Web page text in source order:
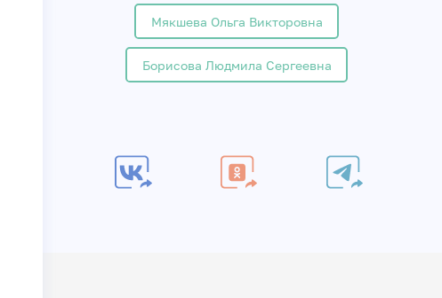
Мякшева Ольга Викторовна
Борисова Людмила Сергеевна